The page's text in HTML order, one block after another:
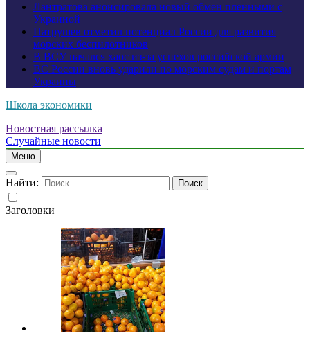
Лантратова анонсировала новый обмен пленными с
Украиной
Патрушев отметил потенциал России для развития
морских беспилотников
В ВСУ начался хаос из-за успехов российской армии
ВС России вновь ударили по морским судам и портам
Украины
Школа экономики
Новостная рассылка
Случайные новости
Меню
Найти:
Заголовки